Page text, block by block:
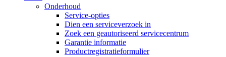
Onderhoud
Service-opties
Dien een serviceverzoek in
Zoek een geautoriseerd servicecentrum
Garantie informatie
Productregistratieformulier